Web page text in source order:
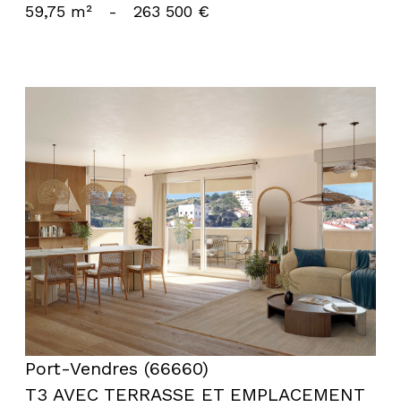
59,75 m² - 263 500 €
voir le bien
Port-Vendres (66660)
T3 AVEC TERRASSE ET EMPLACEMENT